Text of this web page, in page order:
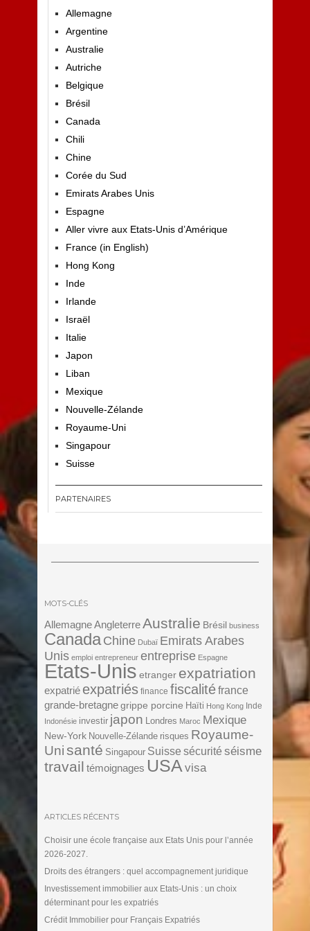
Allemagne
Argentine
Australie
Autriche
Belgique
Brésil
Canada
Chili
Chine
Corée du Sud
Emirats Arabes Unis
Espagne
Aller vivre aux Etats-Unis d’Amérique
France (in English)
Hong Kong
Inde
Irlande
Israël
Italie
Japon
Liban
Mexique
Nouvelle-Zélande
Royaume-Uni
Singapour
Suisse
PARTENAIRES
MOTS-CLÉS
Allemagne AngleterreAustralie Brésil business
Canada Chine Dubaï Emirats Arabes
Unis emploi entrepreneur entreprise Espagne
Etats-Unis etranger expatriation
expatrié expatriés finance fiscalitéfrance
grande-bretagne grippe porcine Haïti Hong Kong Inde
Indonésie investir japon Londres Maroc Mexique
New-York Nouvelle-Zélande risques Royaume-
Unisanté Singapour Suisse sécurité séisme
travail témoignages USA visa
ARTICLES RÉCENTS
Choisir une école française aux Etats Unis pour l’année
2026-2027.
Droits des étrangers : quel accompagnement juridique
Investissement immobilier aux Etats-Unis : un choix
déterminant pour les expatriés
Crédit Immobilier pour Français Expatriés